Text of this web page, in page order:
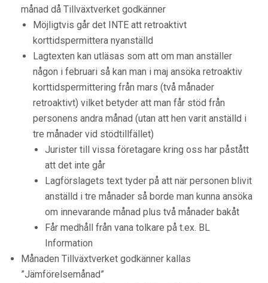
månad då Tillväxtverket godkänner
Möjligtvis går det INTE att retroaktivt
korttidspermittera nyanställd
Lagtexten kan utläsas som att om man anställer
någon i februari så kan man i maj ansöka retroaktiv
korttidspermittering från mars (två månader
retroaktivt) vilket betyder att man får stöd från
personens andra månad (utan att hen varit anställd i
tre månader vid stödtillfället)
Jurister till vissa företagare kring oss har påstått
att det inte går
Lagförslagets text tyder på att när personen blivit
anställd i tre månader så borde man kunna ansöka
om innevarande månad plus två månader bakåt
Får medhåll från vana tolkare på t.ex. BL
Information
Månaden Tillväxtverket godkänner kallas
”Jämförelsemånad”